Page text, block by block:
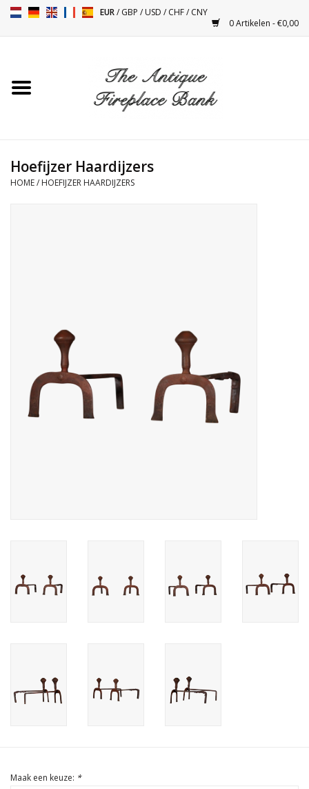
EUR/GBP /USD /CHF/CNY
0 Artikelen - €0,00
Toebehoren
Decoratieve Outdoor
Vloeren - Steen, Terra Cotta
& Marmer
Hoefijzer Haardijzers
HOME/ HOEFIJZER HAARDIJZERS
Maak een keuze: *